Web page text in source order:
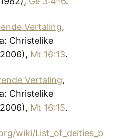
Vertaling,
Christelike
Mt 16:13.
Vertaling,
Christelike
Mt 16:15.
wiki/List_of_deities_b